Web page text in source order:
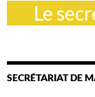
Le
SECRÉTARIAT DE